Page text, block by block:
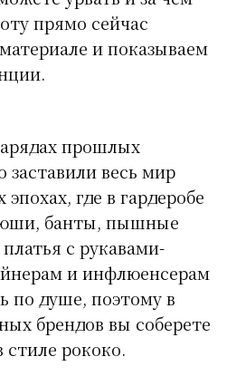
прямо сейчас
и показываем
прошлых
заставили весь мир
где в гардеробе
банты, пышные
с рукавами-
и инфлюенсерам
по душе, поэтому в
брендов вы соберете
рококо.